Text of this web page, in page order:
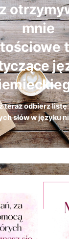
mnie
teraz odbierzlistę
słów w języku